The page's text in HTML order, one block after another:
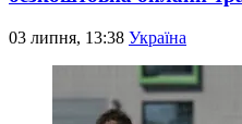
03 липня, 13:38 Україна